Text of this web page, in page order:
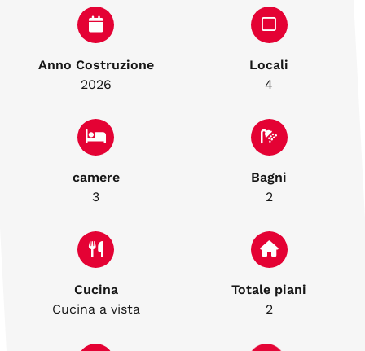
Anno Costruzione
2026
Locali
4
camere
3
Bagni
2
Cucina
Cucina a vista
Totale piani
2